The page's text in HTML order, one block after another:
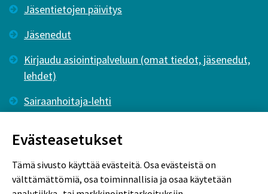
Jäsentietojen päivitys
Jäsenedut
Kirjaudu asiointipalveluun (omat tiedot, jäsenedut,
lehdet)
Sairaanhoitaja-lehti
Evästeasetukset
Tämä sivusto käyttää evästeitä. Osa evästeistä on
välttämättömiä, osa toiminnallisia ja osaa käytetään